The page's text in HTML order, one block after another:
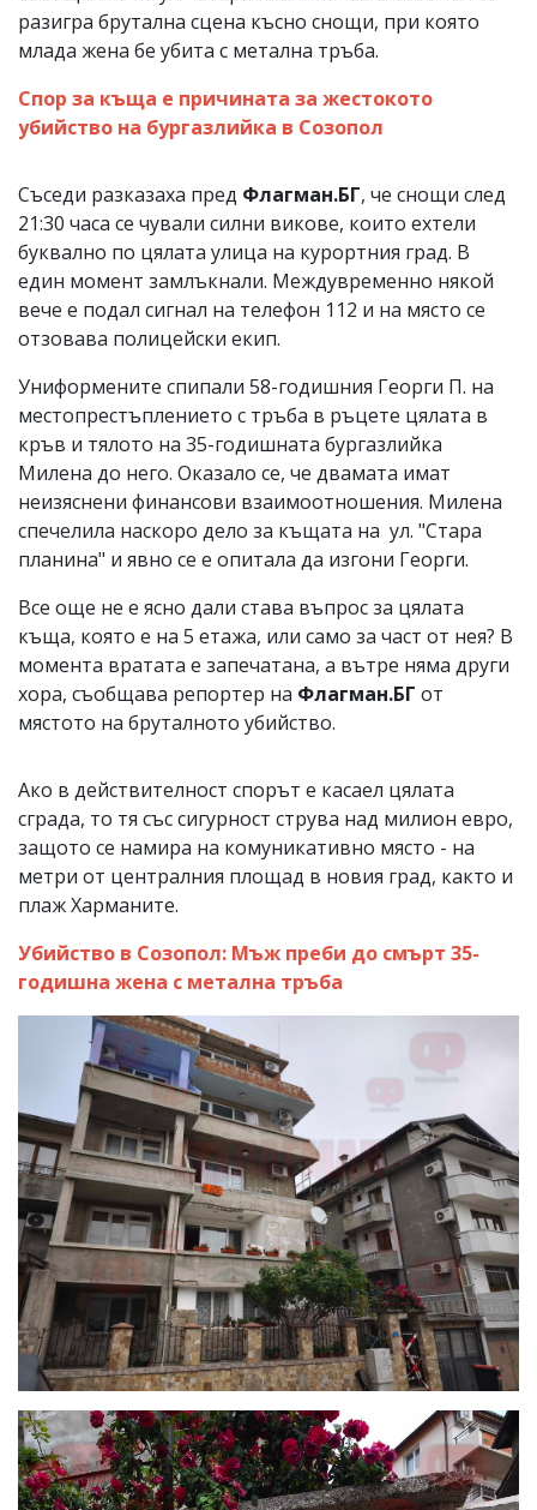
разигра брутална сцена късно снощи, при която
млада жена бе убита с метална тръба.
Спор за къща е причината за жестокото
убийство на бургазлийка в Созопол
Съседи разказаха пред Флагман.БГ, че снощи след
21:30 часа се чували силни викове, които ехтели
буквално по цялата улица на курортния град. В
един момент замлъкнали. Междувременно някой
вече е подал сигнал на телефон 112 и на място се
отзовава полицейски екип.
Униформените спипали 58-годишния Георги П. на
местопрестъплението с тръба в ръцете цялата в
кръв и тялото на 35-годишната бургазлийка
Милена до него. Оказало се, че двамата имат
неизяснени финансови взаимоотношения. Милена
спечелила наскоро дело за къщата на ул. "Стара
планина" и явно се е опитала да изгони Георги.
Все още не е ясно дали става въпрос за цялата
къща, която е на 5 етажа, или само за част от нея? В
момента вратата е запечатана, а вътре няма други
хора, съобщава репортер на Флагман.БГ от
мястото на бруталното убийство.
Ако в действителност спорът е касаел цялата
сграда, то тя със сигурност струва над милион евро,
защото се намира на комуникативно място - на
метри от централния площад в новия град, както и
плаж Харманите.
Убийство в Созопол: Мъж преби до смърт 35-
годишна жена с метална тръба